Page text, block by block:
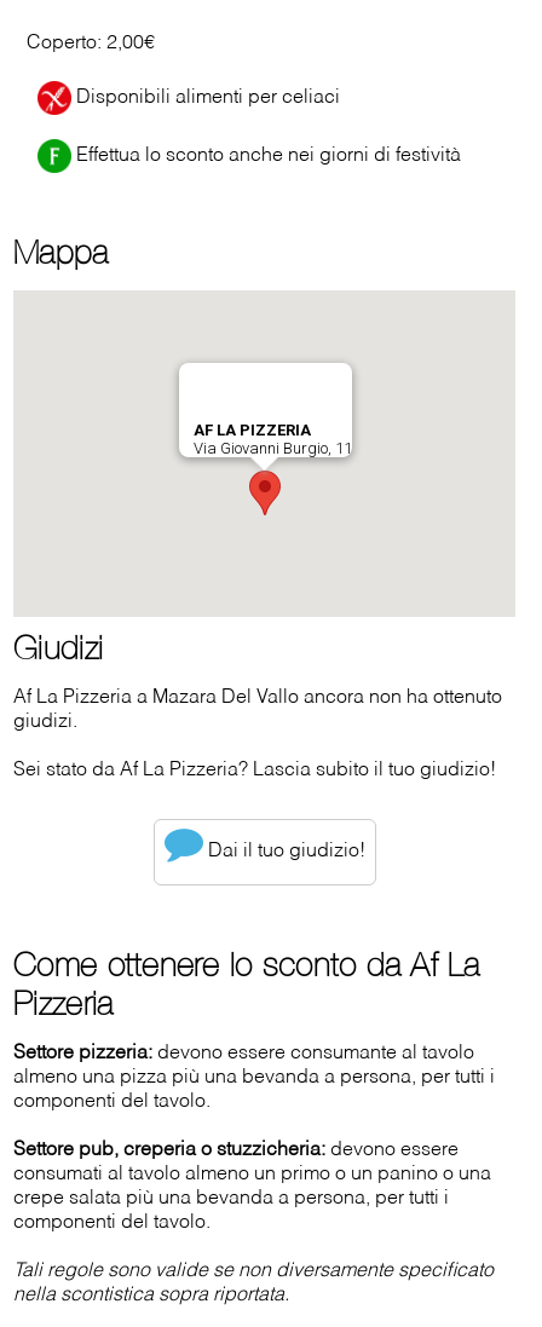
Coperto: 2,00€
Disponibili alimenti per celiaci
Effettua lo sconto anche nei giorni di festività
Mappa
Giudizi
Af La Pizzeria a Mazara Del Vallo ancora non ha ottenuto
giudizi.
Sei stato da Af La Pizzeria? Lascia subito il tuo giudizio!
Dai il tuo giudizio!
Come ottenere lo sconto da Af La
Pizzeria
Settore pizzeria: devono essere consumante al tavolo
almeno una pizza più una bevanda a persona, per tutti i
componenti del tavolo.
Settore pub, creperia o stuzzicheria: devono essere
consumati al tavolo almeno un primo o un panino o una
crepe salata più una bevanda a persona, per tutti i
componenti del tavolo.
Tali regole sono valide se non diversamente specificato
nella scontistica sopra riportata.